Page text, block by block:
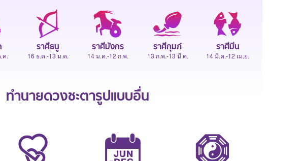
ค.
ราศีธนู
16 ธ.ค.-13 ม.ค.
ราศีมังกร
14 ม.ค.-12 ก.พ.
ราศีกุมภ์
13 ก.พ.-13 มี.ค.
ราศีมีน
14 มี.ค.-12 เม.ย.
ทำนายดวงชะตารูปแบบอื่น